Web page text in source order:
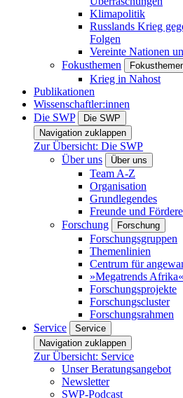
Klimapolitik
Russlands Krieg
Folgen
Vereinte Nationen
Fokusthemen
Krieg in Nahost
Publikationen
Wissenschaftler:innen
Die SWP
Die SWP
Navigation zuklappen
Zur Übersicht: Die SWP
Über uns
Über uns
Team A-Z
Organisation
Grundlegendes
Freunde und
Forschung
Forschung
Forschungsgruppen
Themenlinien
Centrum für
»Megatrends
Forschungsprojekte
Forschungscluster
Forschungsrahmen
Service
Service
Navigation zuklappen
Zur Übersicht: Service
Unser Beratungsangebot
Newsletter
SWP-Podcast